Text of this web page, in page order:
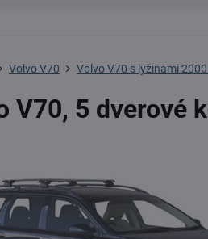
Volvo V70 Volvo V70 s lyžinami
V70, 5 dverové